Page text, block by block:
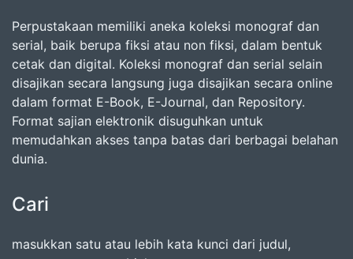
Perpustakaan memiliki aneka koleksi monograf dan
serial, baik berupa fiksi atau non fiksi, dalam bentuk
cetak dan digital. Koleksi monograf dan serial selain
disajikan secara langsung juga disajikan secara online
dalam format E-Book, E-Journal, dan Repository.
Format sajian elektronik disuguhkan untuk
memudahkan akses tanpa batas dari berbagai belahan
dunia.
Cari
masukkan satu atau lebih kata kunci dari judul,